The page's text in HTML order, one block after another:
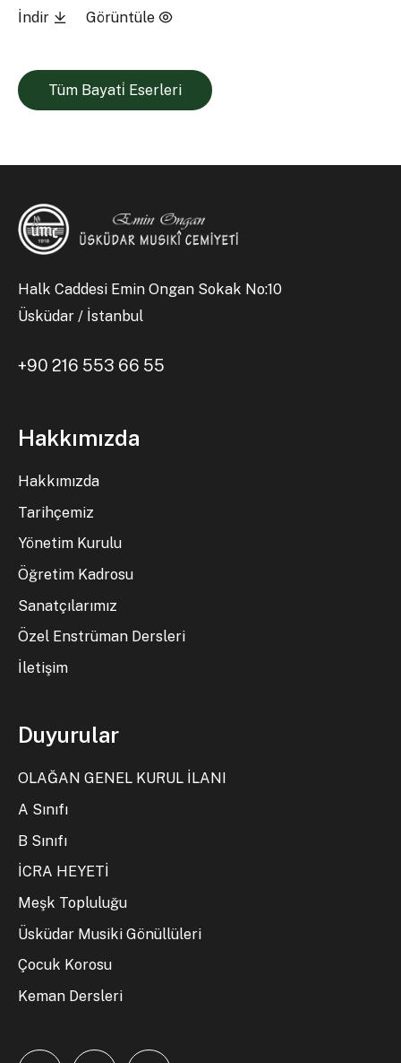
İndir Görüntüle
Tüm Bayati̇ Eserleri
Halk Caddesi Emin Ongan Sokak No:10
Üsküdar / İstanbul
+90 216 553 66 55
Hakkımızda
Hakkımızda
Tarihçemiz
Yönetim Kurulu
Öğretim Kadrosu
Sanatçılarımız
Özel Enstrüman Dersleri
İletişim
Duyurular
OLAĞAN GENEL KURUL İLANI
A Sınıfı
B Sınıfı
İCRA HEYETİ
Meşk Topluluğu
Üsküdar Musiki Gönüllüleri
Çocuk Korosu
Keman Dersleri